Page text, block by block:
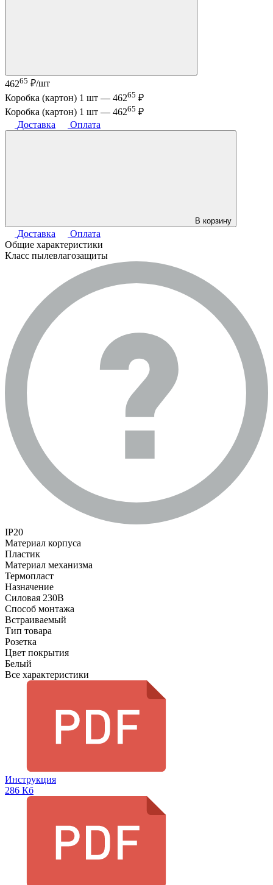
46265 ₽/шт
Коробка (картон) 1 шт — 46265 ₽
Коробка (картон) 1 шт — 46265 ₽
Доставка
Оплата
В корзину
Доставка
Оплата
Общие характеристики
Класс пылевлагозащиты
IP20
Материал корпуса
Пластик
Материал механизма
Термопласт
Назначение
Силовая 230В
Способ монтажа
Встраиваемый
Тип товара
Розетка
Цвет покрытия
Белый
Все характеристики
Инструкция
286 Кб